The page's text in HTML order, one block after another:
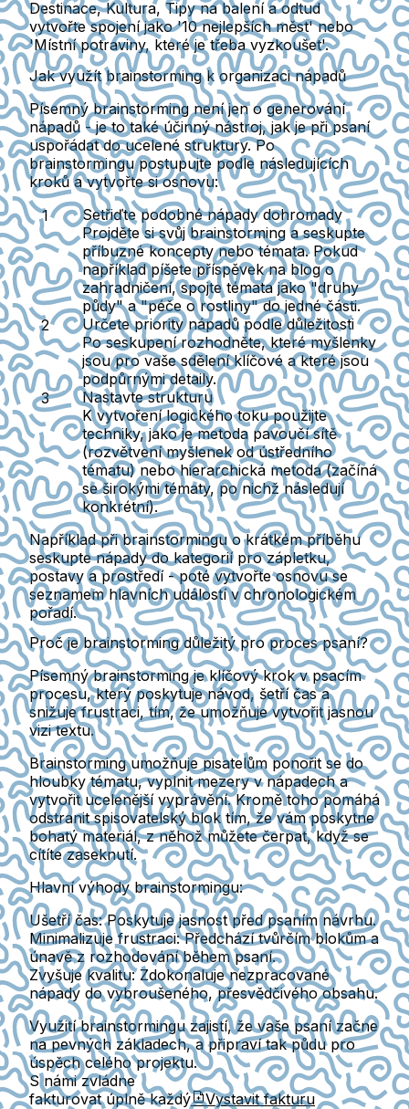
Destinace,Kultura, Tipy na balenía odtud
vytvořte spojení jako '10 nejlepších měst' nebo
'Místní potraviny, které je třeba vyzkoušet'.
Jak využít brainstorming k organizaci nápadů
Písemný brainstorming není jen o generování
nápadů - je to také účinný nástroj, jak je při psaní
uspořádat do ucelené struktury. Po
brainstormingu postupujte podle následujících
kroků a vytvořte si osnovu:
Setřiďte podobné nápady dohromady
Projděte si svůj brainstorming a seskupte
příbuzné koncepty nebo témata. Pokud
například píšete příspěvek na blog o
zahradničení, spojte témata jako "druhy
půdy" a "péče o rostliny" do jedné části.
Určete priority nápadů podle důležitosti
Po seskupení rozhodněte, které myšlenky
jsou pro vaše sdělení klíčové a které jsou
podpůrnými detaily.
Nastavte strukturu
K vytvoření logického toku použijte
techniky, jako je metoda pavoučí sítě
(rozvětvení myšlenek od ústředního
tématu) nebo hierarchická metoda (začíná
se širokými tématy, po nichž následují
konkrétní).
Například při brainstormingu o krátkém příběhu
seskupte nápady do kategorií pro zápletku,
postavy a prostředí - poté vytvořte osnovu se
seznamem hlavních událostí v chronologickém
pořadí.
Proč je brainstorming důležitý pro proces psaní?
Písemný brainstorming je klíčový krok v psacím
procesu, který poskytuje návod, šetří čas a
snižuje frustraci, tím, že umožňuje vytvořit jasnou
vizi textu.
Brainstorming umožňuje pisatelům ponořit se do
hloubky tématu, vyplnit mezery v nápadech a
vytvořit ucelenější vyprávění. Kromě toho pomáhá
odstranit spisovatelský blok tím, že vám poskytne
bohatý materiál, z něhož můžete čerpat, když se
cítíte zaseknutí.
Hlavní výhody brainstormingu:
Ušetří čas: Poskytuje jasnost před psaním návrhu.
Minimalizuje frustraci: Předchází tvůrčím blokům a
únavě z rozhodování během psaní.
Zvyšuje kvalitu: Zdokonaluje nezpracované
nápady do vybroušeného, přesvědčivého obsahu.
Využití brainstormingu zajistí, že vaše psaní začne
na pevných základech, a připraví tak půdu pro
úspěch celého projektu.
S námi zvládne
fakturovat úplně každý
Vystavit fakturu